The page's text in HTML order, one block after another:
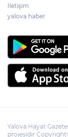
İletişim
yalova haber
Yalova Hayat
projesidir